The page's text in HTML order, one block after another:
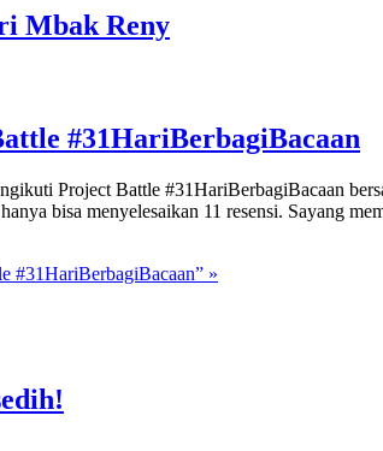
Mbak Reny
#31HariBerbagiBacaan
Project Battle #31HariBerbagiBacaan
bisa menyelesaikan 11 resensi. Sayang
#31HariBerbagiBacaan” »